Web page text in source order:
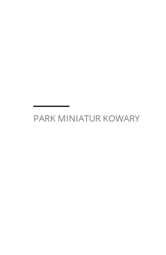
PARK MINIATUR KOWARY